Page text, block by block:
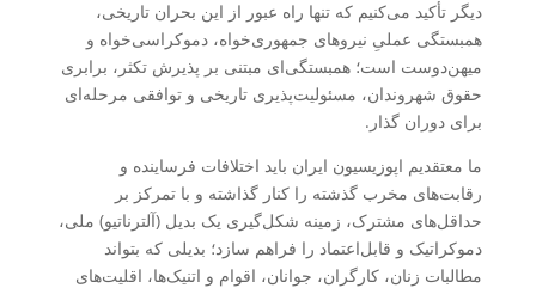
دیگر تأکید می‌کنیم که تنها راه عبور از این بحران تاریخی،
همبستگی عملیِ نیروهای جمهوری‌خواه، دموکراسی‌خواه و
میهن‌دوست است؛ همبستگی‌ای مبتنی بر پذیرش تکثر، برابری
حقوق شهروندان، مسئولیت‌پذیری تاریخی و توافقی مرحله‌ای
برای دوران گذار.
ما معتقدیم اپوزیسیون ایران باید اختلافات فرساینده و
رقابت‌های مخرب گذشته را کنار گذاشته و با تمرکز بر
حداقل‌های مشترک، زمینه شکل‌گیری یک بدیل (آلترناتیو) ملی،
دموکراتیک و قابل‌اعتماد را فراهم سازد؛ بدیلی که بتواند
مطالبات زنان، کارگران، جوانان، اقوام و اتنیک‌ها، اقلیت‌های